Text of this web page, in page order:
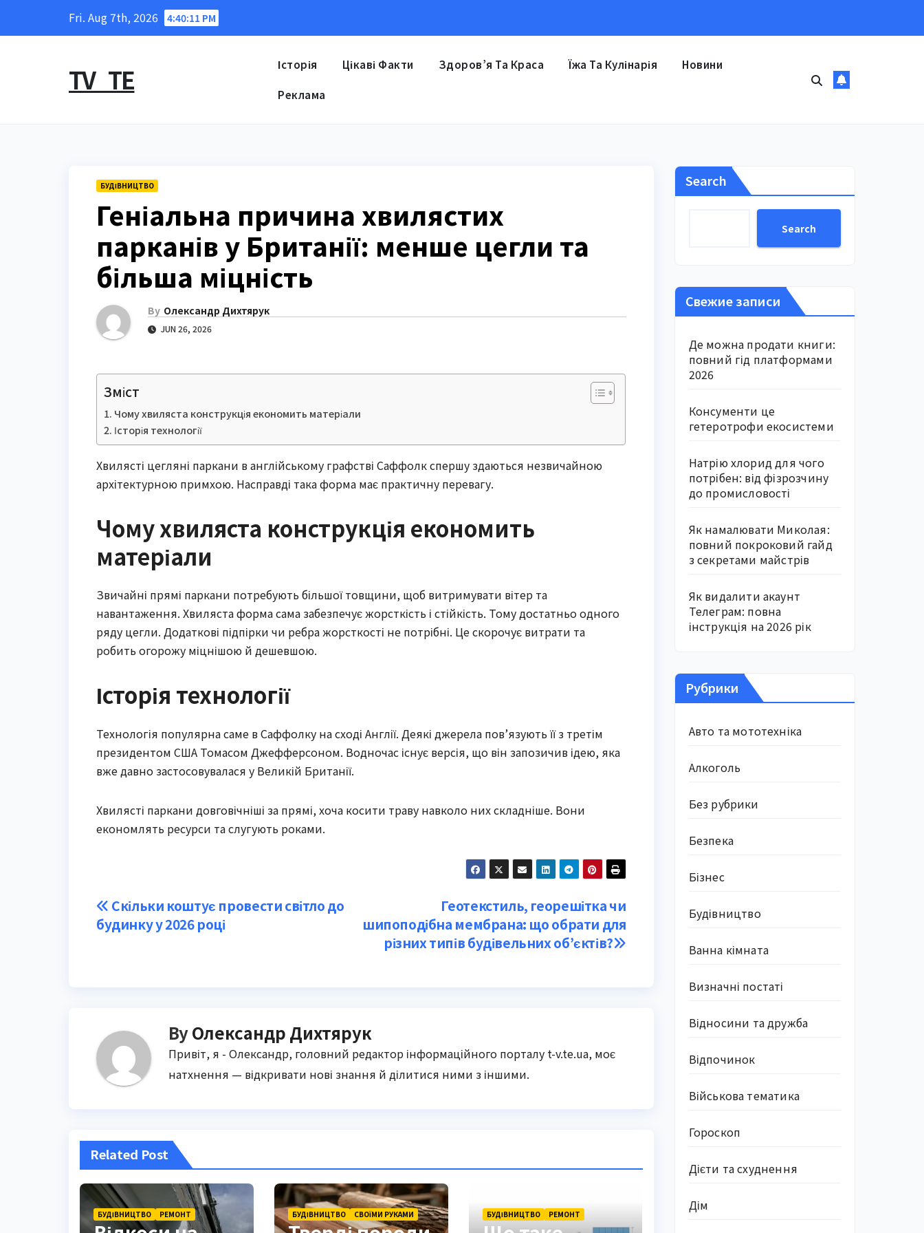
Fri. Aug 7th, 2026 4:40:12 PM
TV_TE Історія Цікаві Факти Здоров’я Та Краса Їжа Та Кулінарія Новини
Реклама
БУДІВНИЦТВО
Геніальна причина хвилястих
парканів у Британії: менше цегли та
більша міцність
By Олександр Дихтярук
JUN 26, 2026
Зміст
Чому хвиляста конструкція економить матеріали
Історія технології
Хвилясті цегляні паркани в англійському графстві Саффолк спершу здаються незвичайною
архітектурною примхою. Насправді така форма має практичну перевагу.
Чому хвиляста конструкція економить
матеріали
Звичайні прямі паркани потребують більшої товщини, щоб витримувати вітер та
навантаження. Хвиляста форма сама забезпечує жорсткість і стійкість. Тому достатньо одного
ряду цегли. Додаткові підпірки чи ребра жорсткості не потрібні. Це скорочує витрати та
робить огорожу міцнішою й дешевшою.
Історія технології
Технологія популярна саме в Саффолку на сході Англії. Деякі джерела пов’язують її з третім
президентом США Томасом Джефферсоном. Водночас існує версія, що він запозичив ідею, яка
вже давно застосовувалася у Великій Британії.
Хвилясті паркани довговічніші за прямі, хоча косити траву навколо них складніше. Вони
економлять ресурси та слугують роками.
Post
navigation
Геотекстиль, георешітка чи
шипоподібна мембрана: що обрати для
різних типів будівельних об’єктів?
Скільки коштує провести світло до
будинку у 2026 році
ByОлександр Дихтярук
Привіт, я - Олександр, головний редактор інформаційного порталу t-v.te.ua, моє
натхнення — відкривати нові знання й ділитися ними з іншими.
Related Post
БУДІВНИЦТВО РЕМОНТ БУДІВНИЦТВО СВОЇМИ РУКАМИ БУДІВНИЦТВО РЕМОНТ
Search
Search
Свежие записи
Де можна продати книги:
повний гід платформами
2026
Консументи це
гетеротрофи екосистеми
Натрію хлорид для чого
потрібен: від фізрозчину
до промисловості
Як намалювати Миколая:
повний покроковий гайд
з секретами майстрів
Як видалити акаунт
Телеграм: повна
інструкція на 2026 рік
Рубрики
Авто та мототехніка
Алкоголь
Без рубрики
Безпека
Бізнес
Будівництво
Ванна кімната
Визначні постаті
Відносини та дружба
Відпочинок
Військова тематика
Гороскоп
Дієти та схуднення
Дім